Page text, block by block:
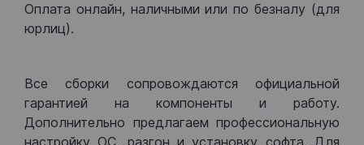
Оплата онлайн, наличными или по безналу (для
юрлиц).
Все сборки сопровождаются официальной
гарантией на компоненты и работу.
Дополнительно предлагаем профессиональную
настройку ОС, разгон и установку софта. Для